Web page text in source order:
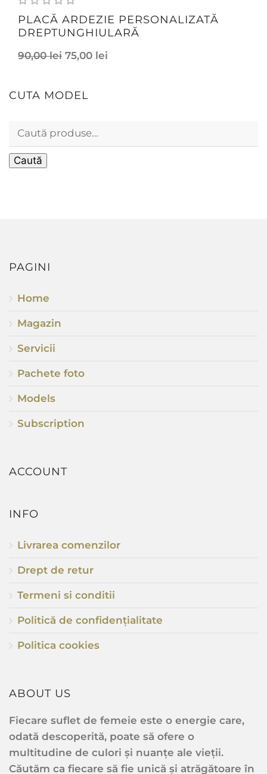
PLACĂ ARDEZIE PERSONALIZATĂ
DREPTUNGHIULARĂ
90,00lei 75,00 lei
CUTA MODEL
Caută
PAGINI
Home
Magazin
Servicii
Pachete foto
Models
Subscription
ACCOUNT
INFO
Livrarea comenzilor
Drept de retur
Termeni si conditii
Politică de confidențialitate
Politica cookies
ABOUT US
Fiecare suflet de femeie este o energie care,
odată descoperită, poate să ofere o
multitudine de culori și nuanțe ale vieții.
Căutăm ca fiecare să fie unică și atrăgătoare în